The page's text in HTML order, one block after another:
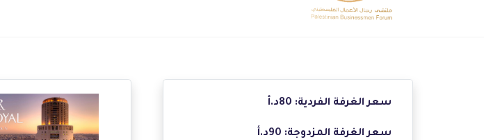
سعر الغرفة الفردية: 80د.أ
سعر الغرفة المزدوجة: 90د.أ